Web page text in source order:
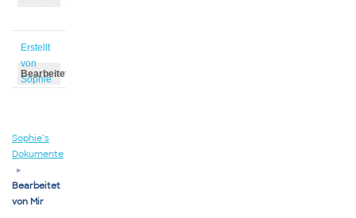
Erstellt
von
Sophie
Bearbeitet
Sophie’s
Dokumente
▸
Bearbeitet
von Mir